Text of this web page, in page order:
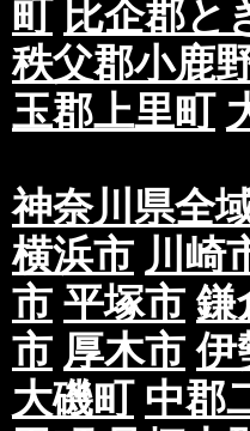
町 比企郡と
秩父郡小鹿
玉郡上里町
神奈川県全
横浜市 川崎
市 平塚市 鎌
市 厚木市 伊
大磯町 中郡